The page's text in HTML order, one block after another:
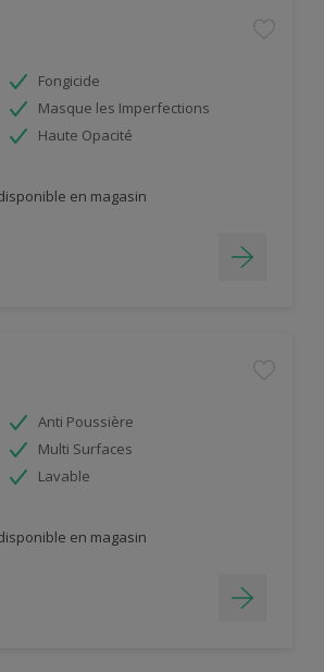
Fongicide
Masque les Imperfections
Haute Opacité
en magasin
Anti Poussière
Multi Surfaces
Lavable
en magasin